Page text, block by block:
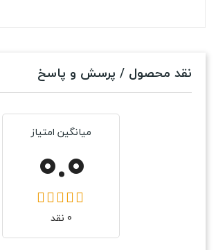
نقد محصول / پرسش و پاسخ
میانگین امتیاز
0.0
0 نقد